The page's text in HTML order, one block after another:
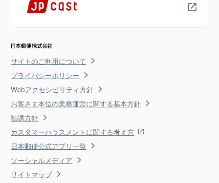
サイトのご利用について
プライバシーポリシー
Webアクセシビリティ方針
お客さま本位の業務運営に関する基本方針
勧誘方針
カスタマーハラスメントに関する考え方
日本郵便公式アプリ一覧
ソーシャルメディア
サイトマップ